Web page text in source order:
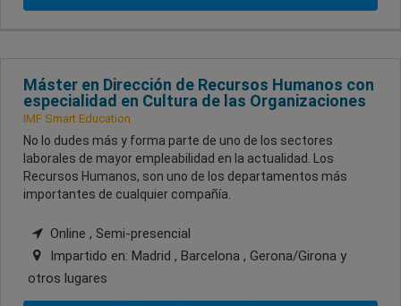
Máster en Dirección de Recursos Humanos con
especialidad en Cultura de las Organizaciones
IMF Smart Education
No lo dudes más y forma parte de uno de los sectores
laborales de mayor empleabilidad en la actualidad. Los
Recursos Humanos, son uno de los departamentos más
importantes de cualquier compañía.
Online , Semi-presencial
Impartido en: Madrid , Barcelona , Gerona/Girona y
otros lugares